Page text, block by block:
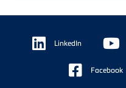
Floating
Sidebar LinkedIn
Facebook